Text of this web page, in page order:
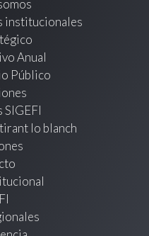
institucionales
Anual
Público
lo blanch